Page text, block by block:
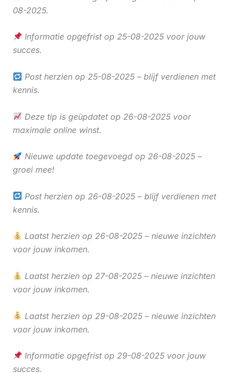
08-2025.
Informatie opgefrist op 25-08-2025 voor jouw
succes.
Post herzien op 25-08-2025 – blijf verdienen met
kennis.
Deze tip is geüpdatet op 26-08-2025 voor
maximale online winst.
Nieuwe update toegevoegd op 26-08-2025 –
groei mee!
Post herzien op 26-08-2025 – blijf verdienen met
kennis.
Laatst herzien op 26-08-2025 – nieuwe inzichten
voor jouw inkomen.
Laatst herzien op 27-08-2025 – nieuwe inzichten
voor jouw inkomen.
Laatst herzien op 29-08-2025 – nieuwe inzichten
voor jouw inkomen.
Informatie opgefrist op 29-08-2025 voor jouw
succes.